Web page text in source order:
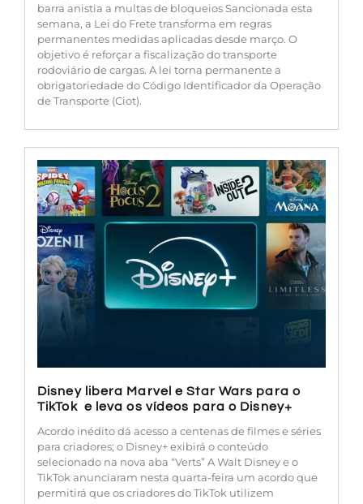
barra anistia a multas de bloqueios Sancionada esta
semana, a Lei do Frete transforma em regras
permanentes medidas aplicadas desde março. O
objetivo é reforçar a fiscalização do transporte
rodoviário de cargas. A lei torna permanente a
obrigatoriedade do Código Identificador da Operação
de Transporte (Ciot).
Disney libera Marvel e Star Wars para o
TikTok e leva os vídeos para o Disney+
Acordo inédito dá acesso a centenas de filmes e séries
para criadores; o Disney+ exibirá o conteúdo
selecionado na nova aba “Verts” A Walt Disney e o
TikTok anunciaram nesta quarta-feira um acordo que
permitirá que os criadores do TikTok utilizem